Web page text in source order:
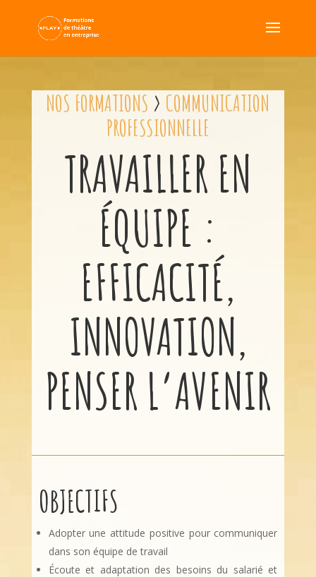
NOS FORMATIONS > COMMUNICATION
PROFESSIONNELLE
TRAVAILLER EN
ÉQUIPE :
EFFICACITÉ,
INNOVATION,
PENSER L’AVENIR
OBJECTIFS
Adopter une attitude positive pour communiquer
dans son équipe de travail
Écoute et adaptation des besoins du salarié et